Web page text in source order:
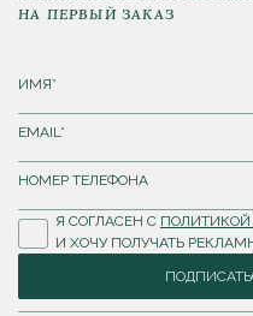
НА ПЕРВЫЙ ЗАКАЗ
Я СОГЛАСЕН С
И ХОЧУ ПОЛУЧАТЬ